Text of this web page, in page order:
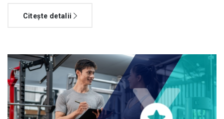
Citește detalii